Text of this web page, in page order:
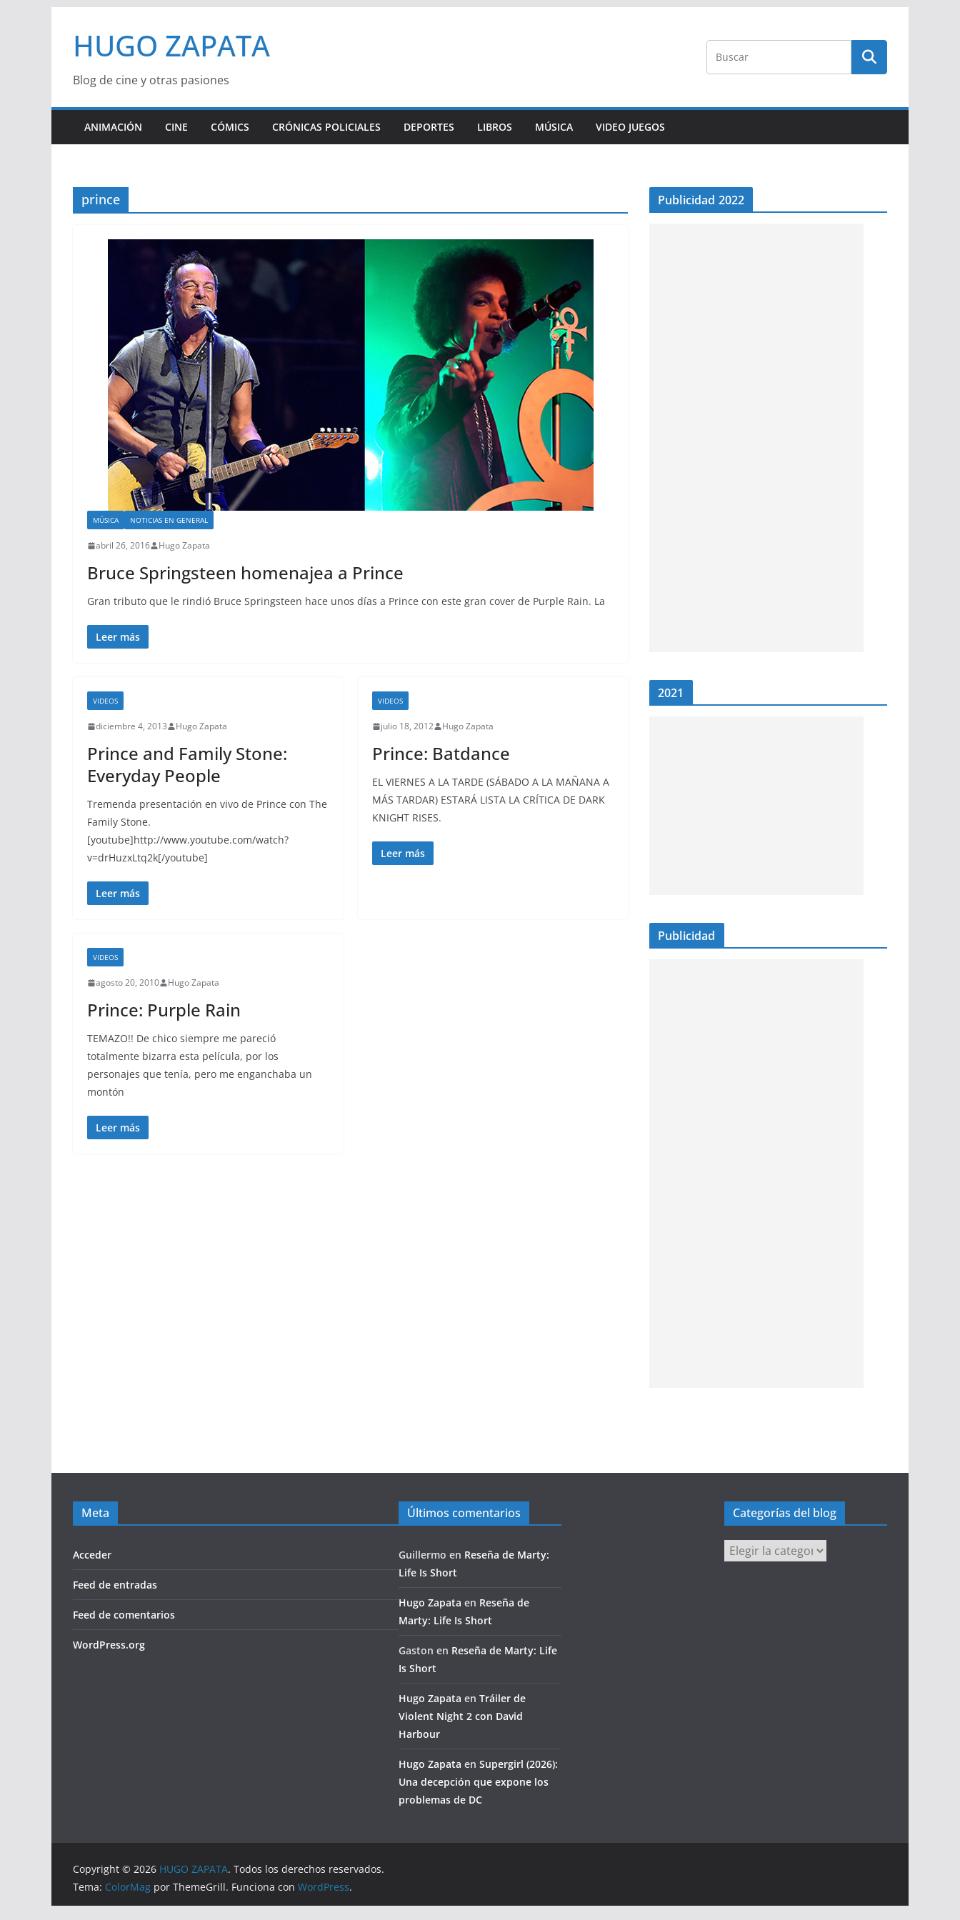
contenido
HUGO ZAPATA
Blog de cine y otras pasiones
ANIMACIÓN CINE CÓMICS CRÓNICAS POLICIALES DEPORTES LIBROS MÚSICA VIDEO JUEGOS
prince
MÚSICA NOTICIAS EN GENERAL
abril 26, 2016 Hugo Zapata
Bruce Springsteen homenajea a Prince
Gran tributo que le rindió Bruce Springsteen hace unos días a Prince con este gran cover de Purple Rain. La
Leer más
VIDEOS
diciembre 4, 2013 Hugo Zapata
Prince and Family Stone:
Everyday People
Tremenda presentación en vivo de Prince con The
Family Stone.
[youtube]http://www.youtube.com/watch?
v=drHuzxLtq2k[/youtube]
Leer más
VIDEOS
julio 18, 2012 Hugo Zapata
Prince: Batdance
EL VIERNES A LA TARDE (SÁBADO A LA MAÑANA A
MÁS TARDAR) ESTARÁ LISTA LA CRÍTICA DE DARK
KNIGHT RISES.
Leer más
VIDEOS
agosto 20, 2010 Hugo Zapata
Prince: Purple Rain
TEMAZO!! De chico siempre me pareció
totalmente bizarra esta película, por los
personajes que tenía, pero me enganchaba un
montón
Leer más
Publicidad 2022
2021
Publicidad
Meta
Acceder
Feed de entradas
Feed de comentarios
WordPress.org
Últimos comentarios
Guillermo en Reseña de Marty:
Life Is Short
Hugo Zapata en Reseña de
Marty: Life Is Short
Gaston en Reseña de Marty: Life
Is Short
Hugo Zapata en Tráiler de
Violent Night 2 con David
Harbour
Hugo Zapata en Supergirl (2026):
Una decepción que expone los
problemas de DC
Categorías del blog
Categorías
del
Copyright © 2026 HUGO ZAPATA. Todos los derechos reservados.
Tema: ColorMag por ThemeGrill. Funciona con WordPress.